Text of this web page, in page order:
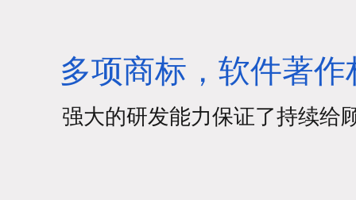
多项商标，软件著
强大的研发能力保证了持续给